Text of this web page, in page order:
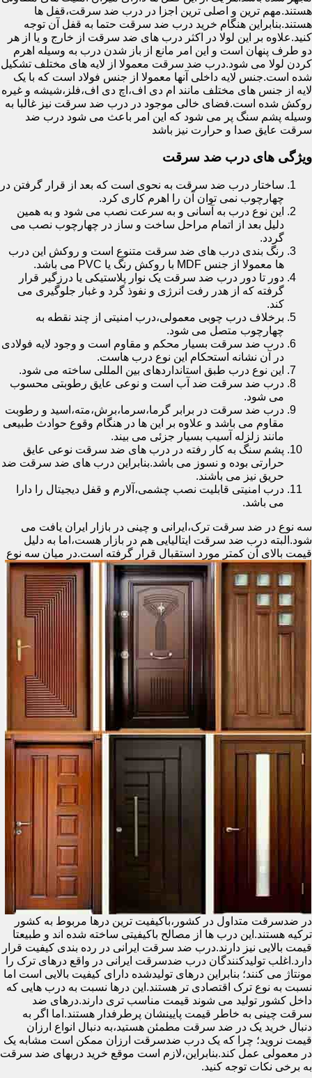
هستند.مهم ترین و اصلی ترین اجزا در درب ضد سرقت،قفل ها
هستند.بنابراین هنگام خرید درب ضد سرقت حتما به قفل آن توجه
کنید.علاوه بر این لولا در اکثر درب های ضد سرقت از خارج و یا از هر
دو طرف پنهان است و این امر مانع از باز شدن درب به وسیله اهرم
کردن لولا می شود.درب ضد سرقت معمولا از لایه های مختلف تشکیل
شده است.جنس لایه داخلی آنها معمولا از جنس فولاد است که با یک
لایه از جنس های مختلف مانند ام دی اف،اچ دی اف،فلز،شیشه و غیره
روکش شده است.فضای خالی موجود در درب ضد سرقت نیز غالبا به
وسیله پشم سنگ پر می شود که این امر باعث می شود درب ضد
سرقت عایق صدا و حرارت نیز باشد
ویژگی های درب ضد سرقت
ساختار درب ضد سرقت به نحوی است که بعد از قرار گرفتن در
چهارچوب نمی توان آن را اهرم کاری کرد.
این نوع درب به آسانی و به سرعت نصب می شود و به همین
دلیل بعد از اتمام مراحل ساخت و ساز در چهارچوب نصب می
گردد.
رنگ بندی درب های ضد سرقت متنوع است و روکش این درب
ها معمولا از جنس MDF با روکش رنگ یا PVC می باشد.
دور تا دور درب ضد سرقت یک نوار پلاستیکی یا درزگیر قرار
گرفته که از هدر رفت انرژی و نفوذ گرد و غبار جلوگیری می
کند.
برخلاف درب چوبی معمولی،درب امنیتی از چند نقطه به
چهارچوب متصل می شود.
درب ضد سرقت بسیار محکم و مقاوم است و وجود لایه فولادی
در آن نشانه استحکام این نوع درب هاست.
این نوع درب طبق استانداردهای بین المللی ساخته می شود.
درب ضد سرقت ضد آب است و نوعی عایق رطوبتی محسوب
می شود.
درب ضد سرقت در برابر گرما،سرما،برش،مته،اسید و رطوبت
مقاوم می باشد و علاوه بر این ها در هنگام وقوع حوادث طبیعی
مانند زلزله آسیب بسیار جزئی می بیند.
پشم سنگ به کار رفته در درب های ضد سرقت نوعی عایق
حرارتی بوده و نسوز می باشد.بنابراین درب های ضد سرقت ضد
حریق نیز می باشند.
درب امنیتی قابلیت نصب چشمی،آلارم و قفل دیجیتال را دارا
می باشد.
سه نوع در ضد سرقت ترک،ایرانی و چینی در بازار ایران یافت می
شود.البته درب ضد سرقت ایتالیایی هم در بازار هست،اما به دلیل
قیمت بالای آن کمتر مورد استقبال قرار گرفته است.در میان سه نوع
در ضدسرقت متداول در کشور،باکیفیت ترین درها مربوط به کشور
ترکیه هستند.این درب ها از مصالح باکیفیتی ساخته شده اند و طبیعتا
قیمت بالایی نیز دارند.درب ضد سرقت ایرانی در رده بندی کیفیت قرار
دارد.اغلب تولیدکنندگان درب ضدسرقت ایرانی در واقع درهای ترک را
مونتاژ می کنند؛ بنابراین درهای تولیدشده دارای کیفیت بالایی است اما
نسبت به نوع ترک اقتصادی تر هستند.این درها نسبت به درب هایی که
داخل کشور تولید می شوند قیمت مناسب تری دارند.درهای ضد
سرقت چینی به خاطر قیمت پایینشان پرطرفدار هستند.اما اگر به
دنبال خرید یک در ضد سرقت مطمئن هستید،به دنبال انواع ارزان
قیمت نروید؛ چرا که یک درب ضدسرقت ارزان ممکن است مشابه یک
در معمولی عمل کند.بنابراین،لازم است موقع خرید دربهای ضد سرقت
به برخی نکات توجه کنید.